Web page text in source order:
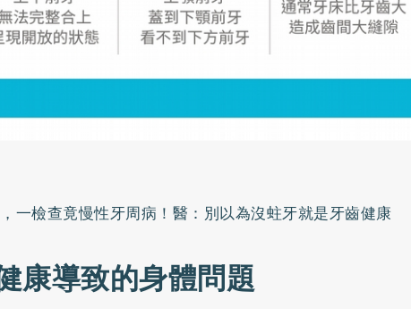
一檢查竟慢性牙周病！醫：別以為沒蛀牙就是牙齒健康
康導致的身體問題